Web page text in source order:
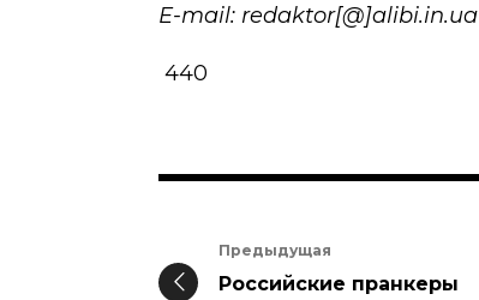
E-mail: redaktor[@]alibi.in.ua
440
Предыдущая
Российские пранкеры